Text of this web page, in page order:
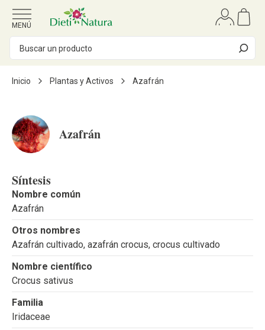
Ir al contenido
MENÚ
Inicio Plantas y Activos Azafrán
Azafrán
Síntesis
Nombre común
Azafrán
Otros nombres
Azafrán cultivado, azafrán crocus, crocus cultivado
Nombre científico
Crocus sativus
Familia
Iridaceae